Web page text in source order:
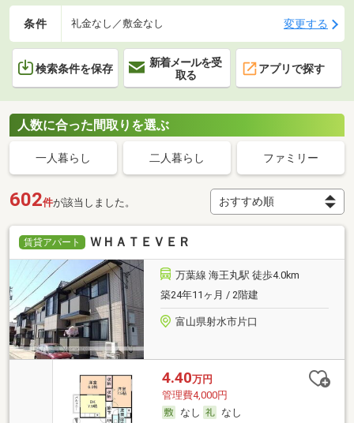
条件 礼金なし／敷金なし 変更する
検索条件を保存
新着メールを受
取る
アプリで探す
人数に合った間取りを選ぶ
一人暮らし 二人暮らし ファミリー
602件が該当しました。
賃貸アパート ＷＨＡＴＥＶＥＲ
万葉線 海王丸駅 徒歩4.0km
築24年11ヶ月 / 2階建
富山県射水市片口
4.40万円
管理費4,000円
なし
なし